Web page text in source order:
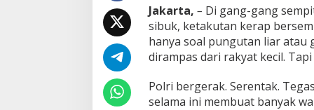
o
l
r
:
e
r
Jakarta, – Di gang-gang
sibuk, ketakutan kerap
hanya soal pungutan liar atau
dirampas dari rakyat kecil.
Polri bergerak. Serentak.
selama ini membuat banyak